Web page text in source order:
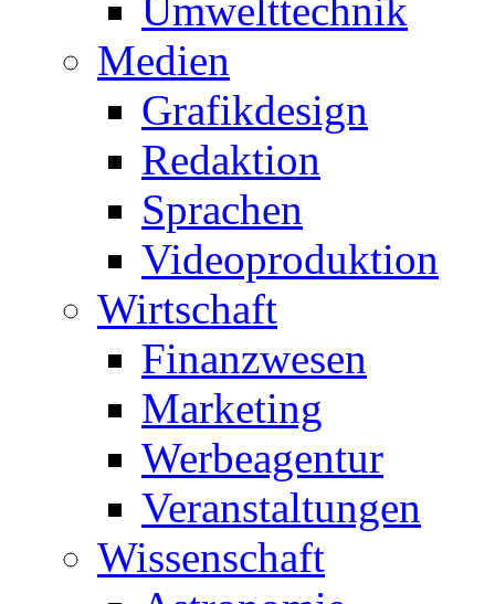
Umwelttechnik
Medien
Grafikdesign
Redaktion
Sprachen
Videoproduktion
Wirtschaft
Finanzwesen
Marketing
Werbeagentur
Veranstaltungen
Wissenschaft